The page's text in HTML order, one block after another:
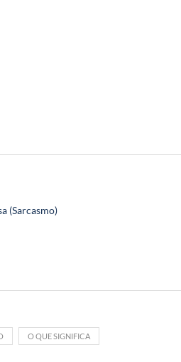
(Sarcasmo)
O QUE SIGNIFICA